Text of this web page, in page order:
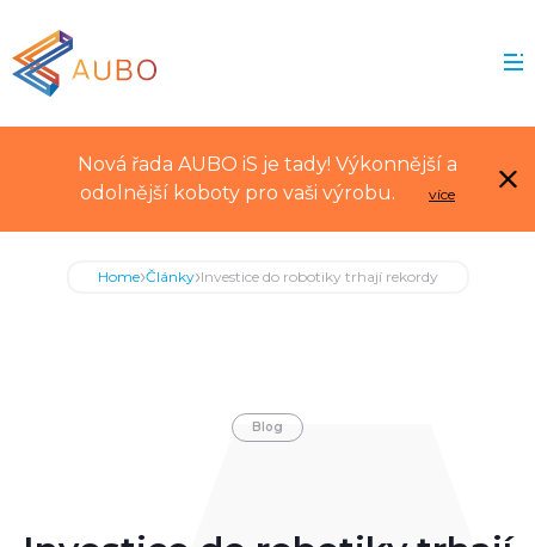
Nová řada AUBO iS je tady! Výkonnější a
odolnější koboty pro vaši výrobu.
více
Home›Články›Investice do robotiky trhají rekordy
Blog